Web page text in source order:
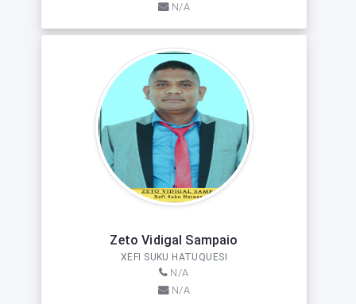
N/A
Zeto Vidigal Sampaio
XEFI SUKU HATUQUESI
N/A
N/A